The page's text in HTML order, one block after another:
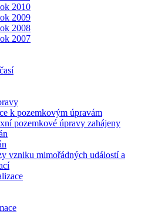
2010
2009
2008
2007
k pozemkovým úpravám
pozemkové úpravy zahájeny
vzniku mimořádných událostí a